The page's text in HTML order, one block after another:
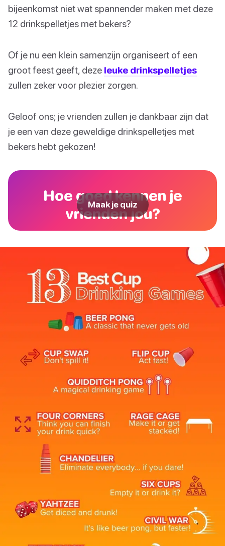
bijeenkomst niet wat spannender maken met deze
12 drinkspelletjes met bekers?
Of je nu een klein samenzijn organiseert of een
groot feest geeft, deze leuke drinkspelletjes
zullen zeker voor plezier zorgen.
Geloof ons; je vrienden zullen je dankbaar zijn dat
je een van deze geweldige drinkspelletjes met
bekers hebt gekozen!
Hoe goed kennen je
vrienden jou?
Maak je quiz